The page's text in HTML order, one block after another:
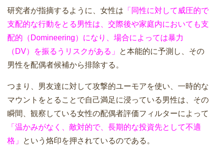
研究者が指摘するように、女性は 「同性に対して威圧的で
支配的な行動をとる男性は、交際後や家庭内においても支
配的（Domineering）になり、場合によっては暴力
（DV）を振るうリスクがある」
と本能的に予測し、その
男性を配偶者候補から排除する。
つまり、男友達に対して攻撃的ユーモアを使い、一時的な
マウントをとることで自己満足に浸っている男性は、その
瞬間、観察している女性の配偶者評価フィルターによって
「温かみがなく、敵対的で、長期的な投資先として不適
格」
という烙印を押されているのである。